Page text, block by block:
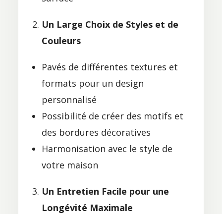
Un Large Choix de Styles et de
Couleurs
Pavés de différentes textures et
formats pour un design
personnalisé
Possibilité de créer des motifs et
des bordures décoratives
Harmonisation avec le style de
votre maison
Un Entretien Facile pour une
Longévité Maximale